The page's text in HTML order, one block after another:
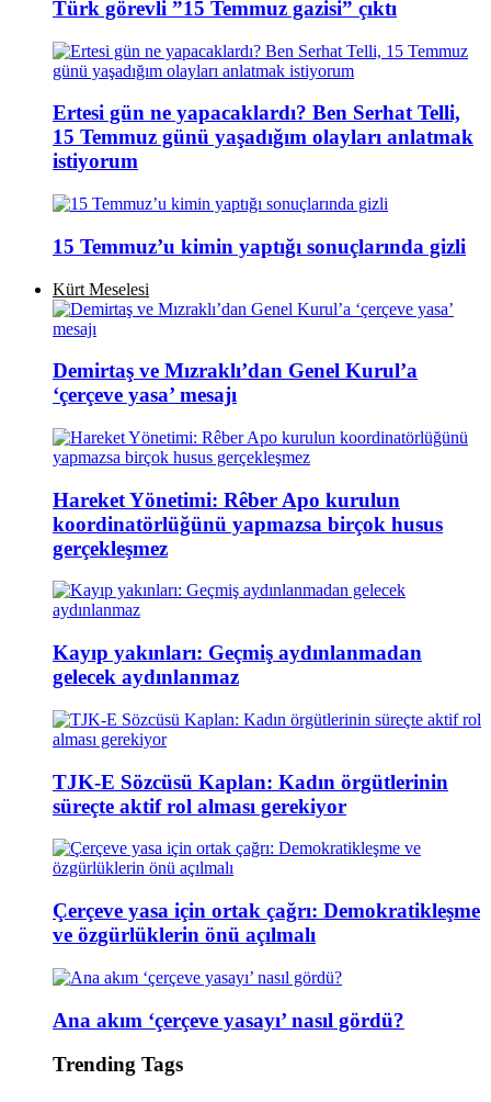
Türk görevli ”15 Temmuz gazisi” çıktı
Ertesi gün ne yapacaklardı? Ben Serhat Telli,
15 Temmuz günü yaşadığım olayları anlatmak
istiyorum
15 Temmuz’u kimin yaptığı sonuçlarında gizli
Kürt Meselesi
Demirtaş ve Mızraklı’dan Genel Kurul’a
‘çerçeve yasa’ mesajı
Hareket Yönetimi: Rêber Apo kurulun
koordinatörlüğünü yapmazsa birçok husus
gerçekleşmez
Kayıp yakınları: Geçmiş aydınlanmadan
gelecek aydınlanmaz
TJK-E Sözcüsü Kaplan: Kadın örgütlerinin
süreçte aktif rol alması gerekiyor
Çerçeve yasa için ortak çağrı: Demokratikleşme
ve özgürlüklerin önü açılmalı
Ana akım ‘çerçeve yasayı’ nasıl gördü?
Trending Tags